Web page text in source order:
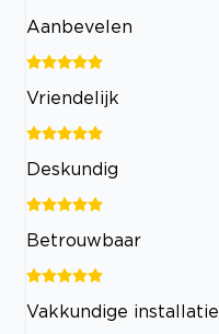
Aanbevelen
Vriendelijk
Deskundig
Betrouwbaar
Vakkundige installatie